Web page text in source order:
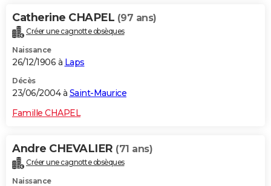
Catherine CHAPEL (97 ans)
Créer une cagnotte obsèques
Naissance
26/12/1906 à Laps
Décès
23/06/2004 à Saint-Maurice
Famille CHAPEL
Andre CHEVALIER (71 ans)
Créer une cagnotte obsèques
Naissance